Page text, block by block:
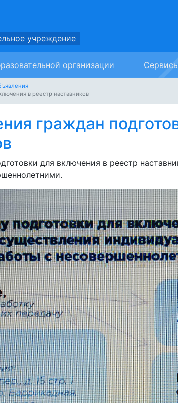
учреждение
организации
в реестр наставников
граждан
для включения в реестр